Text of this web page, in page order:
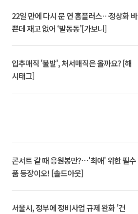
22일 만에 다시 문 연 홈플러스…정상화 바
쁜데 재고 없어 ‘발동동’[가보니]
입추매직 '불발', 처서매직은 올까요? [해
시태그]
콘서트 갈 때 응원봉만?⋯'최애' 위한 필수
품 등장이오! [솔드아웃]
서울시, 정부에 정비사업 규제 완화 '건